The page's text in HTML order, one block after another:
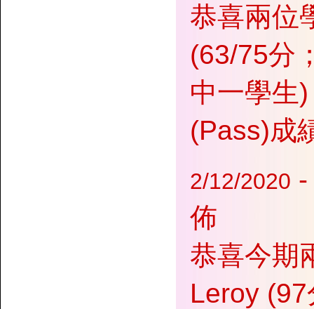
恭喜兩位
(63/75分
中一學生
(Pass)成
2/12/2020 -
佈
恭喜今
Leroy